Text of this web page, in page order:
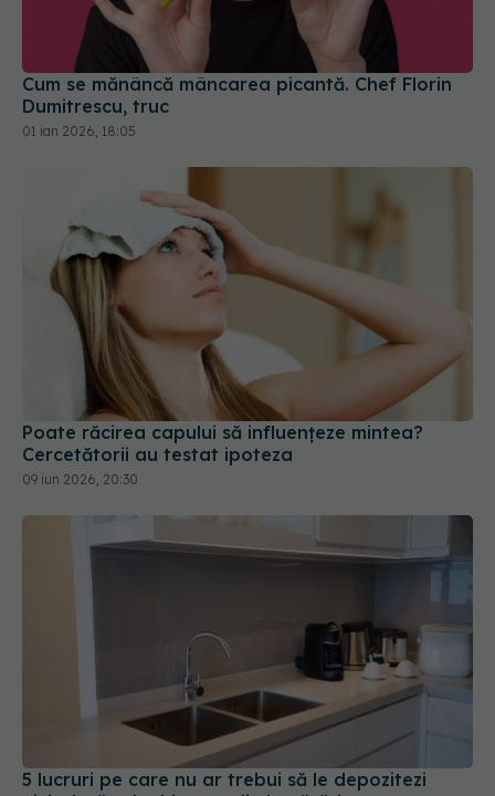
Cum se mănâncă mâncarea picantă. Chef Florin
Dumitrescu, truc
01 ian 2026, 18:05
Poate răcirea capului să influențeze mintea?
Cercetătorii au testat ipoteza
09 iun 2026, 20:30
5 lucruri pe care nu ar trebui să le depozitezi